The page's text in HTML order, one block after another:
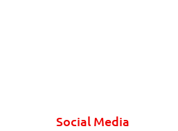
Social Media